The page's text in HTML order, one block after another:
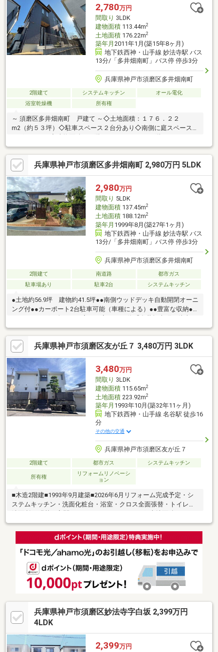
を離れた、静かで穏やかな住宅街。落ち着いた暮らしが手に入り
ます。ご内覧ご希望の方はお気軽にお問い合わせくださいませ。
土日祝・平日の仕事帰りでも見学可能です♪
2,780万円
間取り 3LDK
建物面積113.44m2
土地面積176.22m2
築年月 2011年1月(築15年8ヶ月)
地下鉄西神・山手線 妙法寺駅 バス
13分/「多井畑南町」バス停 停歩3分
兵庫県神戸市須磨区多井畑南町
2階建て システムキッチン
オール電化
浴室乾燥機
所有権
～ 須磨区多井畑南町 戸建て ～◇土地面積：１７６．２２
m2（約５３坪）◇駐車スペース２台分あり◇南側に庭スペースも
m2◇建築年月：平成２３年１月建築◇タマホームの注文住宅◇
柱状改良工法によって地盤補強工事をしております。◇オール電
化住宅◇長期優良住宅の認定を受けています。◇令和４年１１月
リフォーム〇防蟻工事〇ベランダシーリング工事〇外壁シーリン
グ打ち替え工事〇外壁塗装工事〇エコキュート入替工事
兵庫県神戸市須磨区多井畑南町 2,980万円 5LDK
2,980万円
間取り 5LDK
建物面積137.45m2
土地面積188.12m2
築年月 1999年8月(築27年1ヶ月)
地下鉄西神・山手線 妙法寺駅 バス
13分/「多井畑南町」バス停 停歩3分
兵庫県神戸市須磨区多井畑南町
2階建て 南道路
都市ガス
駐車場あり
駐車2台 システムキッチン
●土地約56.9坪 建物約41.5坪●●南側ウッドデッキ自動開閉オーニ
ング付●●カーポート2台駐車可能（車種による）●●豊富な収納●●
ガーデニングを楽しめる広いお庭●●バス停「多井畑南町」徒歩3
分●●神戸市立高倉台小学校徒歩14分●●神戸市立高倉中学校19分
●【リフォーム履歴】■2016年9月 屋根、外壁塗装■■2017年12月
換気扇、インターホン交換■■2024年12月 給湯器エネファーム
新設、ガスコンロ交換■
兵庫県神戸市須磨区友が丘７ 3,480万円 3LDK
3,480万円
間取り 3LDK
建物面積115.65m2
土地面積223.92m2
築年月 1993年10月(築32年11ヶ月)
地下鉄西神・山手線 名谷駅 徒歩16
分
その他の交通
兵庫県神戸市須磨区友が丘７
2階建て 都市ガス システムキッチン
所有権
リフォームリノベーシ
ョン
■木造2階建■1993年9月建築■2026年6月リフォーム完成予定・シ
ステムキッチン・洗面化粧台・浴室・クロス全面張替・トイレ、
平米■建物面積:115.65平米■LDK約15帖以上
兵庫県神戸市須磨区妙法寺字白坂 2,399万円
4LDK
2,399万円